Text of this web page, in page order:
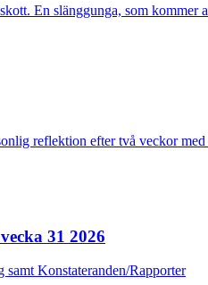
En slänggunga, som kommer
reflektion efter två veckor
31 2026
Konstateranden/Rapporter